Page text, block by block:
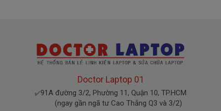
Pin máy Dell Vostro Oem pin thay thếGiá
bán là000k
( Pin Oem pin thay thế của xưởng thứ
3 sàn xuất nhé )
Doctor Laptop 01
✔️91A đường 3/2, Phường 11, Quận 10, TP.HCM
(ngay gần ngã tư Cao Thắng Q3 và 3/2)